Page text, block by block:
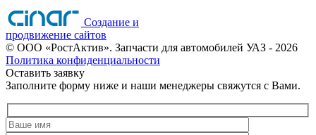
Создание и
продвижение сайтов
© ООО «РостАктив». Запчасти для автомобилей УАЗ - 2026
Политика конфиденциальности
Оставить заявку
Заполните форму ниже и наши менеджеры свяжутся с Вами.